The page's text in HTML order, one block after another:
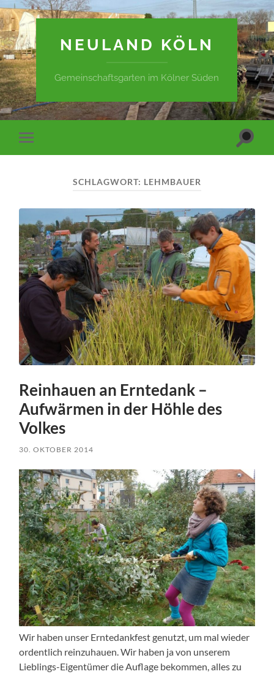
NEULAND KÖLN
Gemeinschaftsgarten im Kölner Süden
Mobile-
Menü
SCHLAGWORT: LEHMBAUER
Reinhauen an Erntedank –
Aufwärmen in der Höhle des
Volkes
30. OKTOBER 2014
Wir haben unser Erntedankfest genutzt, um mal wieder
ordentlich reinzuhauen. Wir haben ja von unserem
Lieblings-Eigentümer die Auflage bekommen, alles zu